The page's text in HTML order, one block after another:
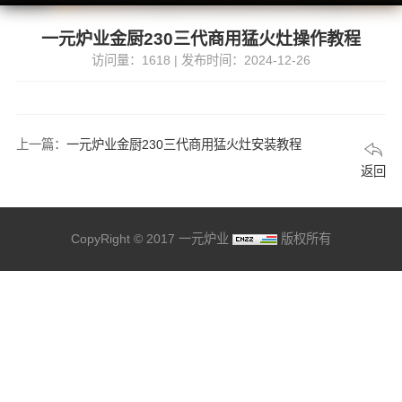
一元炉业金厨230三代商用猛火灶操作教程
访问量：1618 | 发布时间：2024-12-26
上一篇： 一元炉业金厨230三代商用猛火灶安装教程
返回
CopyRight © 2017 一元炉业 版权所有